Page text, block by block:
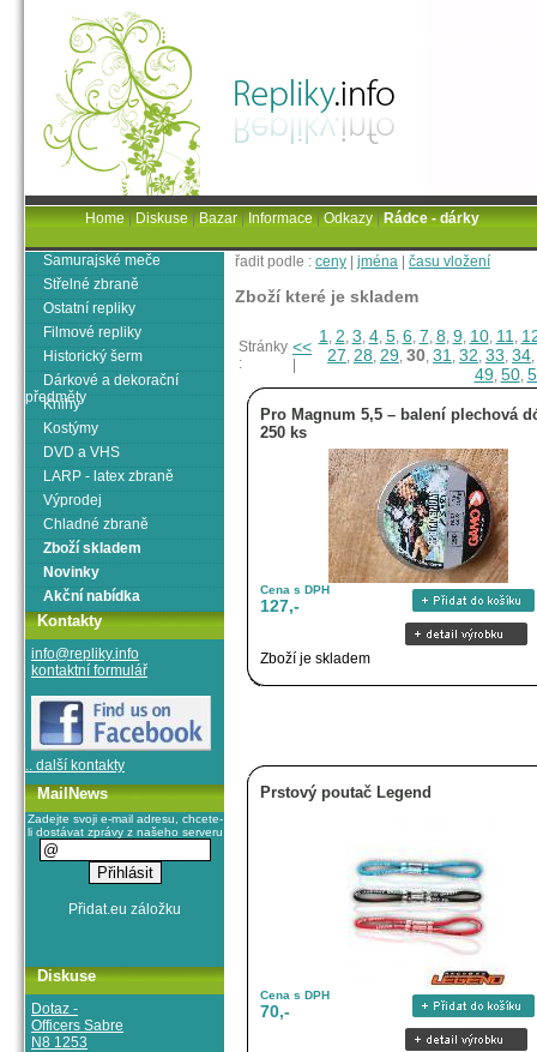
řadit podle : ceny jména času vložení
Zboží které je skladem
Stránky
:
<<
1, 2, 3, 4, 5, 6, 7, 8, 9, 10, 11,
27, 28, 29, 30, 31 , 32, 33, 34,
49, 50,
Pro Magnum 5,5 – balení plechová
250 ks
Cena s DPH
127,-
Zboží je skladem
Prstový poutač Legend
Cena s DPH
70,-
Samurajské meče
Střelné zbraně
Ostatní repliky
Filmové repliky
Historický šerm
Dárkové a dekorační
předměty
Knihy
Kostýmy
DVD a VHS
LARP - latex zbraně
Výprodej
Chladné zbraně
Zboží skladem
Novinky
Akční nabídka
Kontakty
info@repliky.info
kontaktní formulář
.. další kontakty
MailNews
Zadejte svoji e-mail adresu, chcete-
li dostávat zprávy z našeho serveru
Diskuse
Dotaz -
Officers Sabre
N8 1253
Home|Diskuse|Bazar|Informace|Odkazy|Rádce - dárky